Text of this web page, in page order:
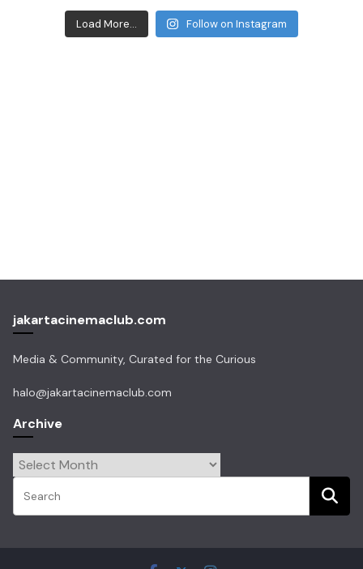
Load More... Follow on Instagram
jakartacinemaclub.com
Media & Community, Curated for the Curious
halo@jakartacinemaclub.com
Archive
Archive